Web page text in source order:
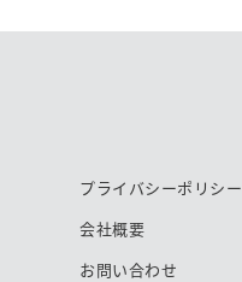
プライバシーポリシー
会社概要
お問い合わせ